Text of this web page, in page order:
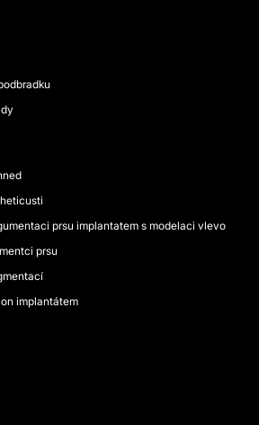
prsu implantatem s modelaci vlevo
prsu
implantátem